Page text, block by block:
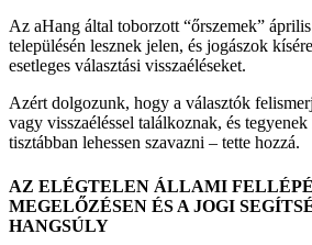
Az aHang által toborzott “őrszemek”
településén lesznek jelen, és jogászok
esetleges választási visszaéléseket.
Azért dolgozunk, hogy a választók
vagy visszaéléssel találkoznak, és
tisztábban lehessen szavazni – tette hozzá.
AZ ELÉGTELEN ÁLLAMI
MEGELŐZÉSEN ÉS A JOGI
HANGSÚLY